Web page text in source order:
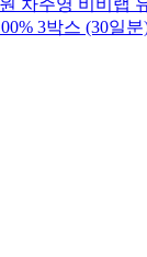
차주영 비비랩
3박스 (30일